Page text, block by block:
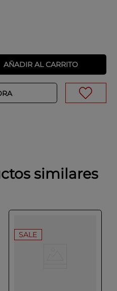
AÑADIR AL CARRITO
similares
SALE